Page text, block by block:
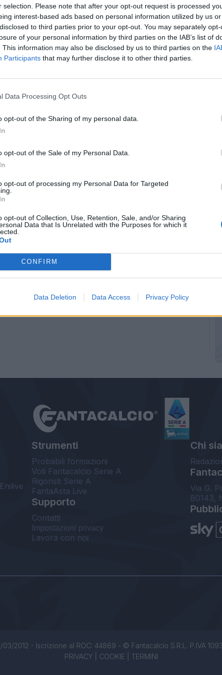
selection. Please note that after your opt-out request is processed
interest-based ads based on personal information utilized by us
to third parties prior to your opt-out. You may separately
of your personal information by third parties on the IAB’s list of
This information may also be disclosed by us to third parties on the
Participants that may further disclose it to other third parties.
Data Processing Opt Outs
opt-out of the Sharing of my personal data.
opt-out of the Sale of my Personal Data.
opt-out of processing my Personal Data for Targeted
opt-out of Collection, Use, Retention, Sale, and/or Sharing
Data that Is Unrelated with the Purposes for which it
CONFIRM
Data Deletion Data Access Privacy Policy
Strumenti
Probabili formazioni
Voti Fantacalcio Serie A
Rigoristi Serie A
FantaAsta Live
Supporto
Contatti
Impostazioni privacy
Lavora con noi
Chi
Via G.
80143,
2012 - Iscrizione al ROC: 44869 - © Fantacalcio S.R.L. P.IVA
PRIVACY| COOKIE TERMINI